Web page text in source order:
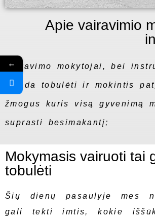
Apie vairavimio
Vairavimo mokytojai, bei
visada tobulėti ir mokintis
žmogus kuris visą gyvenimą
suprasti besimakantį;
Mokymasis vairuoti tai
tobulėti
Šių dienų pasaulyje mes
gali tekti imtis, kokie
←